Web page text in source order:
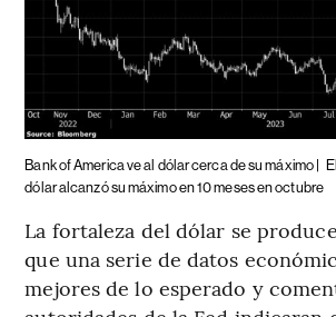
Bank of America ve al dólar cerca de su máximo |
dólar alcanzó su máximo en 10 meses en octubre
La fortaleza del dólar se
que una serie de datos
mejores de lo esperado y